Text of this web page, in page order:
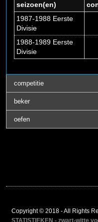
seizoen(en)
1987-1988 Eerste
Divisie
1988-1989 Eerste
Divisie
competitie
beker
oefen
Copyright © 2018 - All Rights
STATISTIEKEN - zwart-witte